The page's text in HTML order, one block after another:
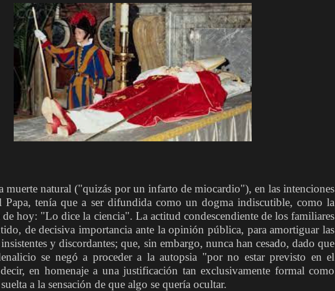
muerte natural ("quizás por un infarto de miocardio"), en las intenciones
Papa, tenía que a ser difundida como un dogma indiscutible, como la
de hoy: "Lo dice la ciencia". La actitud condescendiente de los familiares
de decisiva importancia ante la opinión pública, para amortiguar las
y discordantes; que, sin embargo, nunca han cesado, dado que
se negó a proceder a la autopsia "por no estar previsto en el
en homenaje a una justificación tan exclusivamente formal como
a la sensación de que algo se quería ocultar.